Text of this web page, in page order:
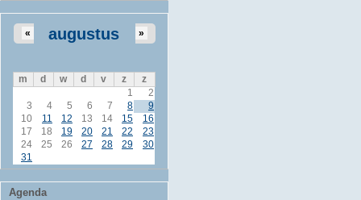
augustus
« »
m d w d v z
z
1
2
3
4 5 6 7 8
9
10
11 12 13 14 15
16
17
18 19 20 21 22
23
24
25 26 27 28 29
30
31
Agenda